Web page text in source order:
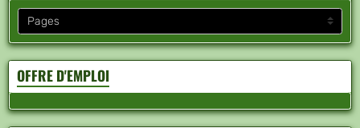
OFFRE D'EMPLOI